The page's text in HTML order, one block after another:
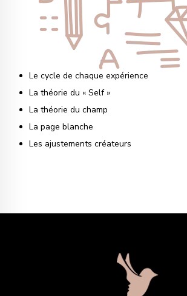
Le cycle de chaque expérience
La théorie du « Self »
La théorie du champ
La page blanche
Les ajustements créateurs